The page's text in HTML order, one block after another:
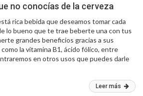
no conocías de la cerveza
rica bebida que deseamos tomar cada
lo bueno que te trae beberte una con tus
grandes beneficios gracias a sus
la vitamina B1, ácido fólico, entre
en otros usos que puedes darle
Leer más